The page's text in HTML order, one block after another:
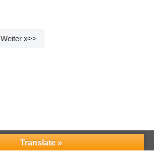
Weiter »
| Präsentiert vonWordPress
Translate »